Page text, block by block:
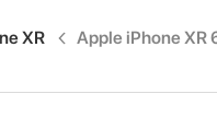
XR Apple iPhone XR